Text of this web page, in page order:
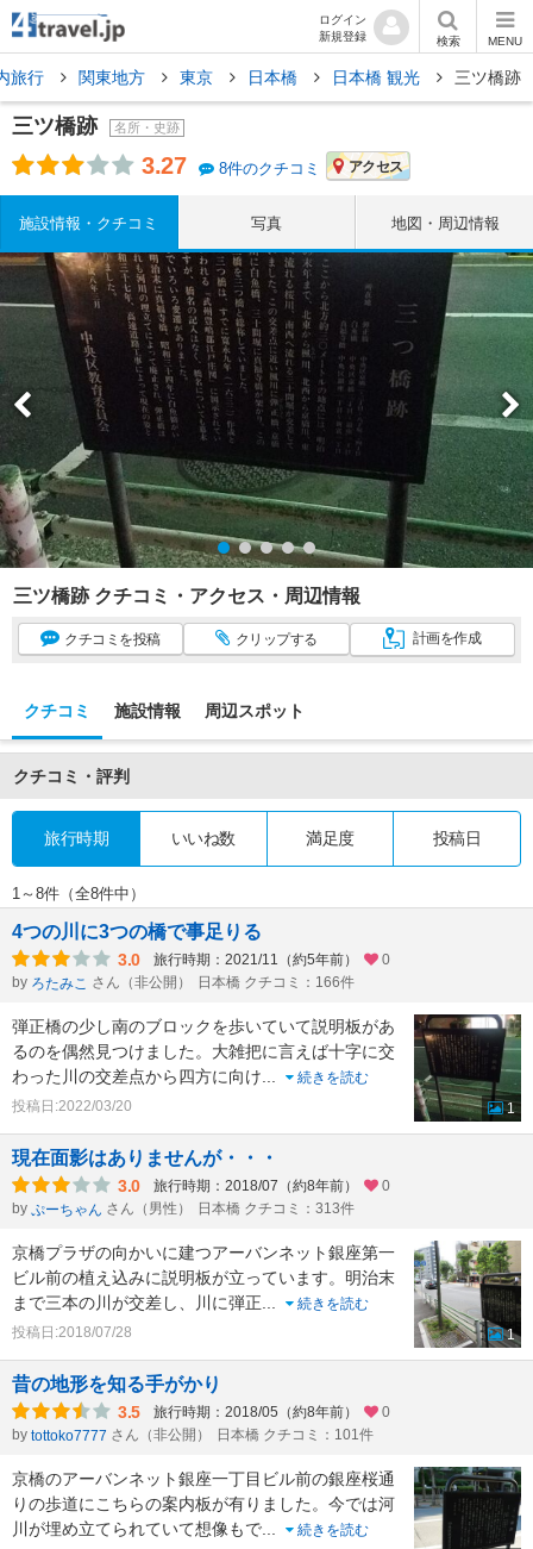
ログイン
新規登録
検索 MENU
旅行 関東地方 東京 日本橋 日本橋 観光 三ツ橋跡
三ツ橋跡 名所・史跡
3.27 8件のクチコミ アクセス
施設情報・クチコミ 写真 地図・周辺情報
三ツ橋跡 クチコミ・アクセス・周辺情報
クチコミ を投稿 クリップする 計画を作成
クチコミ 施設情報 周辺スポット
クチコミ・評判
旅行時期 いいね数 満足度 投稿日
1～8件（全8件中）
4つの川に3つの橋で事足りる
3.0 旅行時期：2021/11（約5年前）
0
by ろたみこ さん（非公開） 日本橋 クチコミ：166件
弾正橋の少し南のブロックを歩いていて説明板があ
るのを偶然見つけました。大雑把に言えば十字に交
わった川の交差点から四方に向け...
続きを読む
投稿日:2022/03/20
1
現在面影はありませんが・・・
3.0 旅行時期：2018/07（約8年前）
0
by ぷーちゃん さん（男性） 日本橋 クチコミ：313件
京橋プラザの向かいに建つアーバンネット銀座第一
ビル前の植え込みに説明板が立っています。明治末
まで三本の川が交差し、川に弾正...
続きを読む
投稿日:2018/07/28
1
昔の地形を知る手がかり
3.5 旅行時期：2018/05（約8年前）
0
by tottoko7777 さん（非公開） 日本橋 クチコミ：101件
京橋のアーバンネット銀座一丁目ビル前の銀座桜通
りの歩道にこちらの案内板が有りました。今では河
川が埋め立てられていて想像もで...
続きを読む